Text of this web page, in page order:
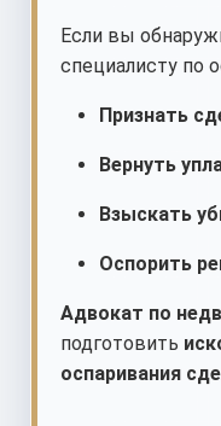
Если вы
специалисту по
Признать
Вернуть
Взыскать
Оспорить
Адвокат по
подготовить
оспаривания